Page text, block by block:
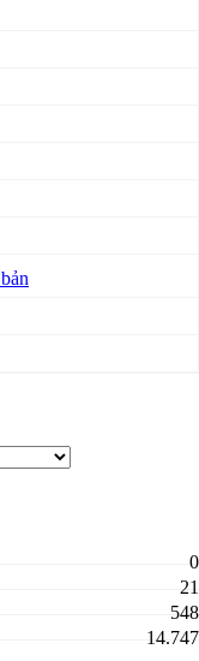
0
21
548
14.747